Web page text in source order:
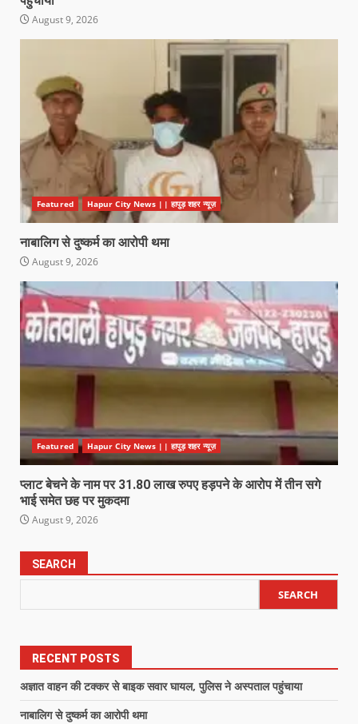
August 9, 2026
Featured Hapur City News || हापुड़ शहर न्यूज़
नाबालिग से दुष्कर्म का आरोपी थमा
August 9, 2026
Featured Hapur City News || हापुड़ शहर न्यूज़
प्लाट बेचने के नाम पर 31.80 लाख रुपए हड़पने के आरोप में तीन सगे
भाई समेत छह पर मुकदमा
August 9, 2026
SEARCH
SEARCH
RECENT POSTS
अज्ञात वाहन की टक्कर से बाइक सवार घायल, पुलिस ने अस्पताल पहुंचाया
नाबालिग से दुष्कर्म का आरोपी थमा